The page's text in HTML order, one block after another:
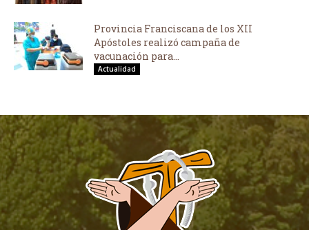
Provincia Franciscana de los XII
Apóstoles realizó campaña de
vacunación para...
Actualidad